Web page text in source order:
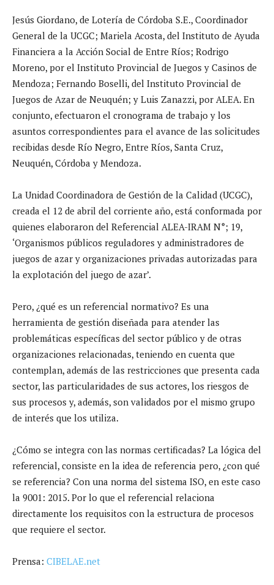
Jesús Giordano, de Lotería de Córdoba S.E., Coordinador
General de la UCGC; Mariela Acosta, del Instituto de Ayuda
Financiera a la Acción Social de Entre Ríos; Rodrigo
Moreno, por el Instituto Provincial de Juegos y Casinos de
Mendoza; Fernando Boselli, del Instituto Provincial de
Juegos de Azar de Neuquén; y Luis Zanazzi, por ALEA. En
conjunto, efectuaron el cronograma de trabajo y los
asuntos correspondientes para el avance de las solicitudes
recibidas desde Río Negro, Entre Ríos, Santa Cruz,
Neuquén, Córdoba y Mendoza.
La Unidad Coordinadora de Gestión de la Calidad (UCGC),
creada el 12 de abril del corriente año, está conformada por
quienes elaboraron del Referencial ALEA-IRAM N°; 19,
‘Organismos públicos reguladores y administradores de
juegos de azar y organizaciones privadas autorizadas para
la explotación del juego de azar’.
Pero, ¿qué es un referencial normativo? Es una
herramienta de gestión diseñada para atender las
problemáticas específicas del sector público y de otras
organizaciones relacionadas, teniendo en cuenta que
contemplan, además de las restricciones que presenta cada
sector, las particularidades de sus actores, los riesgos de
sus procesos y, además, son validados por el mismo grupo
de interés que los utiliza.
¿Cómo se integra con las normas certificadas? La lógica del
referencial, consiste en la idea de referencia pero, ¿con qué
se referencia? Con una norma del sistema ISO, en este caso
la 9001: 2015. Por lo que el referencial relaciona
directamente los requisitos con la estructura de procesos
que requiere el sector.
Prensa: CIBELAE.net